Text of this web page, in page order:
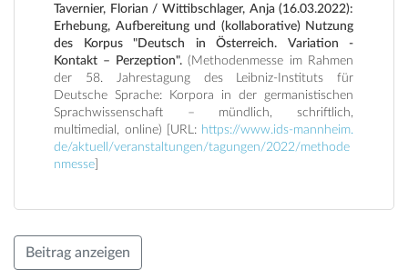
Tavernier, Florian / Wittibschlager, Anja (16.03.2022):
Erhebung, Aufbereitung und (kollaborative) Nutzung
des Korpus "Deutsch in Österreich. Variation -
Kontakt – Perzeption". (Methodenmesse im Rahmen
der 58. Jahrestagung des Leibniz-Instituts für
Deutsche Sprache: Korpora in der germanistischen
Sprachwissenschaft – mündlich, schriftlich,
multimedial, online) [URL: https://www.ids-mannheim.
de/aktuell/veranstaltungen/tagungen/2022/methode
nmesse
Beitrag anzeigen